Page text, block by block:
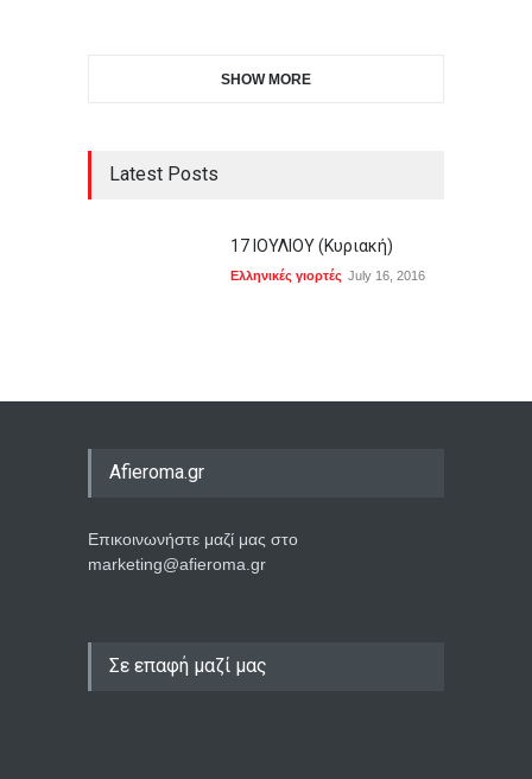
SHOW MORE
Latest Posts
17 ΙΟΥΛΙΟΥ (Kυριακή)
Ελληνικές γιορτές July 16, 2016
Afieroma.gr
Επικοινωνήστε μαζί μας στο
marketing@afieroma.gr
Σε επαφή μαζί μας